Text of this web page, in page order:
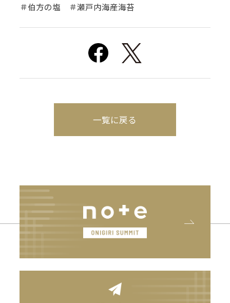
＃伯方の塩 ＃瀬戸内海産海苔
一覧に戻る